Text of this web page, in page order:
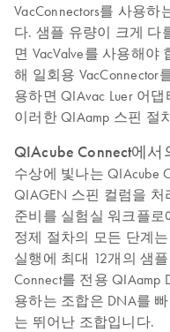
VacConnectors를 사용
다. 샘플 유량이 크게 다
면 VacValve를 사용해
해 일회용 VacConnector
용하면 QIAvac Luer 어
이러한 QIAamp 스핀 절
QIAcube Connect에
수상에 빛나는 QIAcube
QIAGEN 스핀 컬럼을
준비를 실험실 워크플
정제 절차의 모든 단계
실행에 최대 12개의 샘
Connect를 전용 QIAamp
용하는 조합은 DNA를
는 뛰어난 조합입니다.